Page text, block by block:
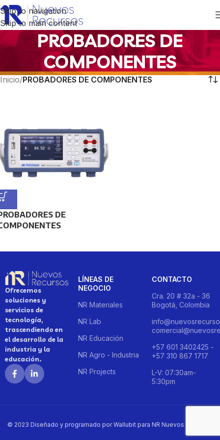
Skip to navigation
Skip to main content
PROBADORES DE
COMPONENTES
Inicio/PROBADORES DE COMPONENTES
DE
Ofrecemos
soluciones y
servicios de
tecnología,
trascendiendo en
el desarrollo de la
industria y la
educación.
LÍNEAS DE
NEGOCIO
NR Materiales
NR Lab
NR Educación
NR Agro - Industria
NR Projects
CONTACTO
Cra. 20 # 32a - 36
Bogotá, Colombia
+57 601 3402425 -
+57 310 867 1717
L-V: 07:30am-
5:30pm
© 2023 Diseñado y programado por Wallubit para NR Nuevos Recursos